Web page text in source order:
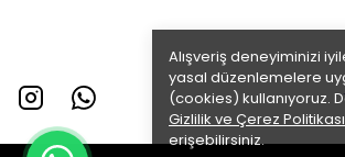
Alışveriş deneyiminizi
yasal düzenlemelere
(cookies) kullanıyoruz.
Gizlilik ve Çerez Politikası
erişebilirsiniz.